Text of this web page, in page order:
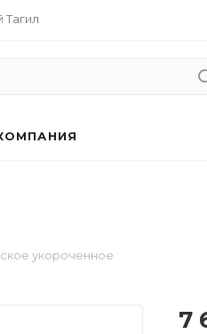
Тагил
укороченное
7